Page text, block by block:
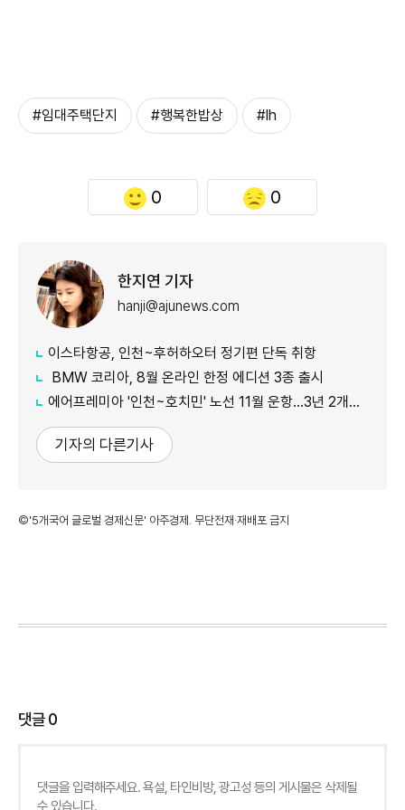
#임대주택단지 #행복한밥상 #lh
0 0
한지연 기자
hanji@ajunews.com
이스타항공, 인천~후허하오터 정기편 단독 취항
BMW 코리아, 8월 온라인 한정 에디션 3종 출시
에어프레미아 '인천~호치민' 노선 11월 운항…3년 2개월 만 재개
기자의 다른기사
©'5개국어 글로벌 경제신문' 아주경제. 무단전재·재배포 금지
댓글0